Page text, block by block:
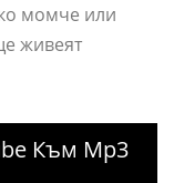
момче или
живеят
Към Mp3